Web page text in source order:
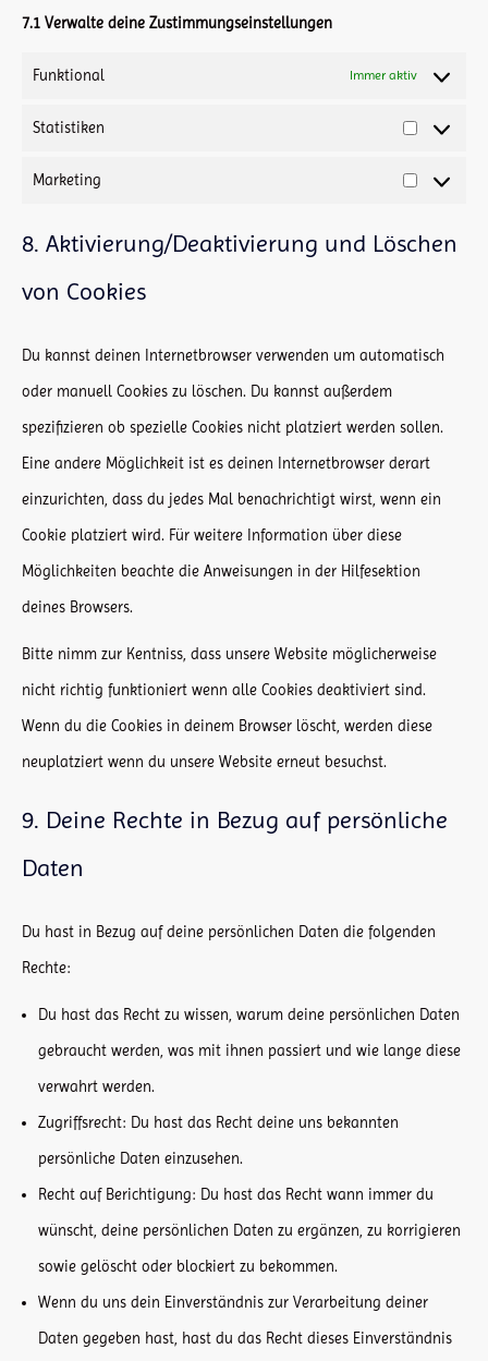
7.1 Verwalte deine Zustimmungseinstellungen
Funktional Immer aktiv
Statistiken
Marketing
8. Aktivierung/Deaktivierung und Löschen
von Cookies
Du kannst deinen Internetbrowser verwenden um automatisch
oder manuell Cookies zu löschen. Du kannst außerdem
spezifizieren ob spezielle Cookies nicht platziert werden sollen.
Eine andere Möglichkeit ist es deinen Internetbrowser derart
einzurichten, dass du jedes Mal benachrichtigt wirst, wenn ein
Cookie platziert wird. Für weitere Information über diese
Möglichkeiten beachte die Anweisungen in der Hilfesektion
deines Browsers.
Bitte nimm zur Kentniss, dass unsere Website möglicherweise
nicht richtig funktioniert wenn alle Cookies deaktiviert sind.
Wenn du die Cookies in deinem Browser löscht, werden diese
neuplatziert wenn du unsere Website erneut besuchst.
9. Deine Rechte in Bezug auf persönliche
Daten
Du hast in Bezug auf deine persönlichen Daten die folgenden
Rechte:
Du hast das Recht zu wissen, warum deine persönlichen Daten
gebraucht werden, was mit ihnen passiert und wie lange diese
verwahrt werden.
Zugriffsrecht: Du hast das Recht deine uns bekannten
persönliche Daten einzusehen.
Recht auf Berichtigung: Du hast das Recht wann immer du
wünscht, deine persönlichen Daten zu ergänzen, zu korrigieren
sowie gelöscht oder blockiert zu bekommen.
Wenn du uns dein Einverständnis zur Verarbeitung deiner
Daten gegeben hast, hast du das Recht dieses Einverständnis